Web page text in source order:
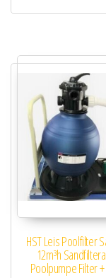
HST Leis Poolfilter
12m³h
Poolpumpe Filter